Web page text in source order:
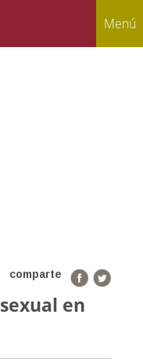
Menú
comparte
en